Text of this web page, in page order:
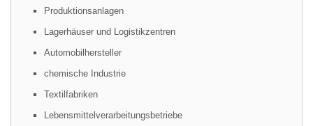
Produktionsanlagen
Lagerhäuser und Logistikzentren
Automobilhersteller
chemische Industrie
Textilfabriken
Lebensmittelverarbeitungsbetriebe